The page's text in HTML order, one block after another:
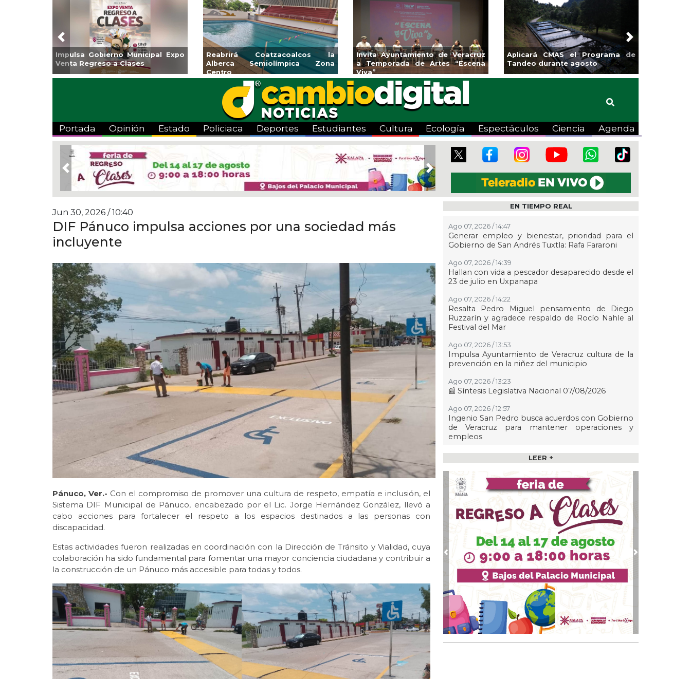
el Programa de
Guarniciones y banquetas para la
colonia El Mango en Pánuco
Emprendedores de Xalapa
exponen en Mercadito
Bicentenario
Coatzacoalcos impulsa la
halterofilia con la Copa Coyote
2026
Continúa Coatza Vive el Verano
2026 con cine, actividades
lúdicas y expo
Previous Next
Portada Opinión Estado Policiaca Deportes Estudiantes Cultura Ecología Espectáculos Ciencia Agenda
Previous Next
Jun 30, 2026 / 10:40
DIF Pánuco impulsa acciones por una sociedad más
incluyente
Pánuco, Ver.- Con el compromiso de promover una cultura de respeto, empatía e inclusión, el
Sistema DIF Municipal de Pánuco, encabezado por el Lic. Jorge Hernández González, llevó a
cabo acciones para fortalecer el respeto a los espacios destinados a las personas con
discapacidad.
Estas actividades fueron realizadas en coordinación con la Dirección de Tránsito y Vialidad, cuya
colaboración ha sido fundamental para fomentar una mayor conciencia ciudadana y contribuir a
la construcción de un Pánuco más accesible para todas y todos.
EN TIEMPO REAL
Ago 07, 2026 / 14:47
Generar empleo y bienestar, prioridad para el
Gobierno de San Andrés Tuxtla: Rafa Fararoni
Ago 07, 2026 / 14:39
Hallan con vida a pescador desaparecido desde el
23 de julio en Uxpanapa
Ago 07, 2026 / 14:22
Resalta Pedro Miguel pensamiento de Diego
Ruzzarín y agradece respaldo de Rocío Nahle al
Festival del Mar
Ago 07, 2026 / 13:53
Impulsa Ayuntamiento de Veracruz cultura de la
prevención en la niñez del municipio
Ago 07, 2026 / 13:23
📰 Síntesis Legislativa Nacional 07/08/2026
Ago 07, 2026 / 12:57
Ingenio San Pedro busca acuerdos con Gobierno
de Veracruz para mantener operaciones y
empleos
Ago 07, 2026 / 12:49
Localizan e inhabilitan dos tomas clandestinas y
desmantelan cámaras de vigilancia irregulares en
Tuxpan
Cerveza: cinco siglos de historia en nuestro país
Ago 07, 2026 / 11:24
UMAE del IMSS Veracruz operó con éxito a
paciente con hernia diafragmática gigante
Ago 07, 2026 / 11:13
Alcaldesa suplente de Ixhuatlán del Sureste dice
no tener contacto con edil desaforado
Ago 07, 2026 / 10:50
Se le suman más homicidios a un peligroso
delincuente en Papantla
🤑💸¿Cuál es el precio del dólar este 07 de
LEER +
Previous Next